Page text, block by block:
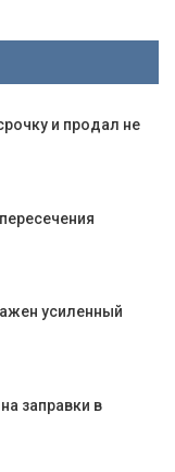
и продал не
усиленный
заправки в